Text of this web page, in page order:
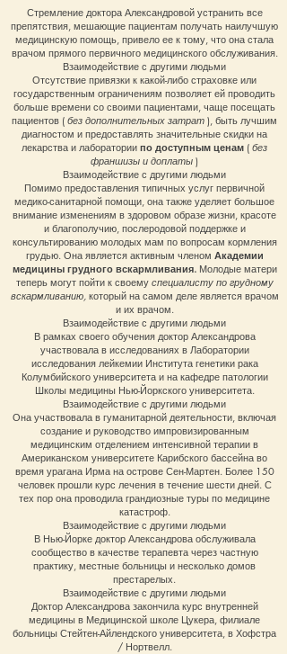
Стремление доктора Александровой устранить все
препятствия, мешающие пациентам получать наилучшую
медицинскую помощь, привело ее к тому, что она стала
врачом прямого первичного медицинского обслуживания.
Взаимодействие с другими людьми
Отсутствие привязки к какой-либо страховке или
государственным ограничениям позволяет ей проводить
больше времени со своими пациентами, чаще посещать
пациентов ( без дополнительных затрат ), быть лучшим
диагностом и предоставлять значительные скидки на
лекарства и лаборатории по доступным ценам ( без
франшизы и доплаты )
Взаимодействие с другими людьми
Помимо предоставления типичных услуг первичной
медико-санитарной помощи, она также уделяет большое
внимание изменениям в здоровом образе жизни, красоте
и благополучию, послеродовой поддержке и
консультированию молодых мам по вопросам кормления
грудью. Она является активным членом Академии
медицины грудного вскармливания.Молодые матери
теперь могут пойти к своему специалисту по грудному
вскармливанию,который на самом деле является врачом
и их врачом.
Взаимодействие с другими людьми
В рамках своего обучения доктор Александрова
участвовала в исследованиях в Лаборатории
исследования лейкемии Института генетики рака
Колумбийского университета и на кафедре патологии
Школы медицины Нью-Йоркского университета.
Взаимодействие с другими людьми
Она участвовала в гуманитарной деятельности, включая
создание и руководство импровизированным
медицинским отделением интенсивной терапии в
Американском университете Карибского бассейна во
время урагана Ирма на острове Сен-Мартен. Более 150
человек прошли курс лечения в течение шести дней. С
тех пор она проводила грандиозные туры по медицине
катастроф.
Взаимодействие с другими людьми
В Нью-Йорке доктор Александрова обслуживала
сообщество в качестве терапевта через частную
практику, местные больницы и несколько домов
престарелых.
Взаимодействие с другими людьми
Доктор Александрова закончила курс внутренней
медицины в Медицинской школе Цукера, филиале
больницы Стейтен-Айлендского университета, в Хофстра
/ Нортвелл.